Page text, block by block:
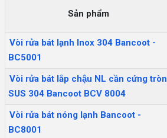
Sản phẩm
Vòi rửa bát lạnh Inox 304 Bancoot -
BC5001
Vòi rửa bát lắp chậu NL cần cứng tròn
SUS 304 Bancoot BCV 8004
Vòi rửa bát nóng lạnh Bancoot -
BC8001